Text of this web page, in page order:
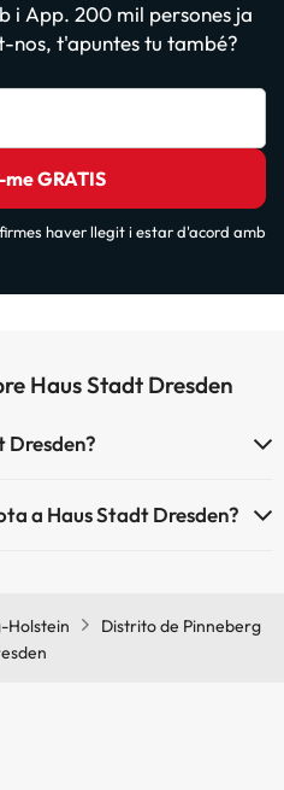
i App. 200 mil persones ja
nos, t'apuntes tu també?
GRATIS
haver llegit i estar d'acord amb
Haus Stadt Dresden
Dresden?
a Haus Stadt Dresden?
Holstein
Distrito de Pinneberg